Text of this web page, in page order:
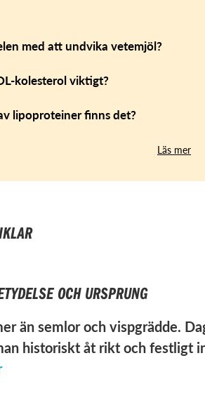
med att undvika vetemjöl?
kolesterol viktigt?
lipoproteiner finns det?
Läs mer
OCH URSPRUNG
än semlor och vispgrädde.
historiskt åt rikt och festligt